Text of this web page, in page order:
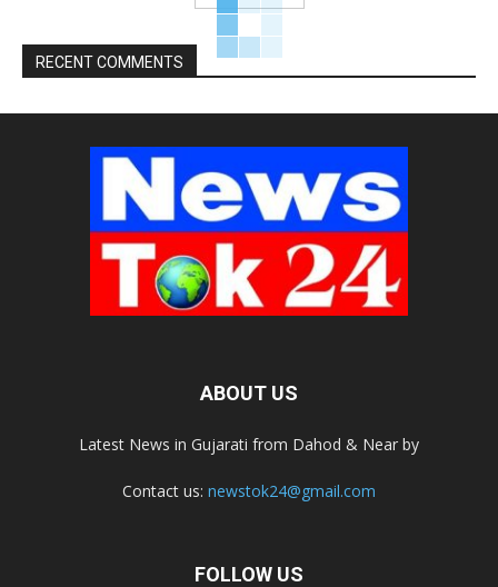
RECENT COMMENTS
ABOUT US
Latest News in Gujarati from Dahod & Near by
Contact us: newstok24@gmail.com
FOLLOW US